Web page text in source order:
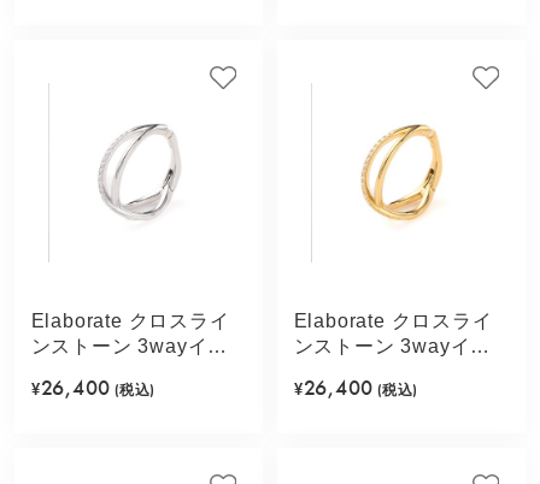
Elaborate クロスライ
ンストーン 3wayイヤ
¥26,400 (税込)
Elaborate クロスライ
ンストーン 3wayイヤ
¥26,400 (税込)